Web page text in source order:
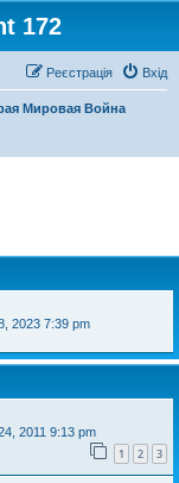
172
Вхід
Реєстрація
Мировая Война
2023 7:39 pm
2011 9:13 pm
1 2 3